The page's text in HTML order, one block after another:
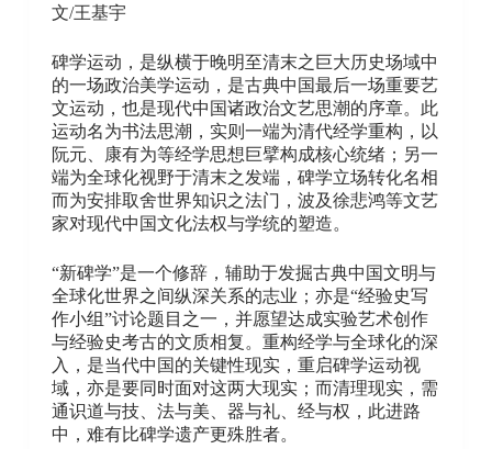
文/王基宇
碑学运动，是纵横于晚明至清末之巨大历史场域中
的一场政治美学运动，是古典中国最后一场重要艺
文运动，也是现代中国诸政治文艺思潮的序章。此
运动名为书法思潮，实则一端为清代经学重构，以
阮元、康有为等经学思想巨擘构成核心统绪；另一
端为全球化视野于清末之发端，碑学立场转化名相
而为安排取舍世界知识之法门，波及徐悲鸿等文艺
家对现代中国文化法权与学统的塑造。
“新碑学”是一个修辞，辅助于发掘古典中国文明与
全球化世界之间纵深关系的志业；亦是“经验史写
作小组”讨论题目之一，并愿望达成实验艺术创作
与经验史考古的文质相复。重构经学与全球化的深
入，是当代中国的关键性现实，重启碑学运动视
域，亦是要同时面对这两大现实；而清理现实，需
通识道与技、法与美、器与礼、经与权，此进路
中，难有比碑学遗产更殊胜者。